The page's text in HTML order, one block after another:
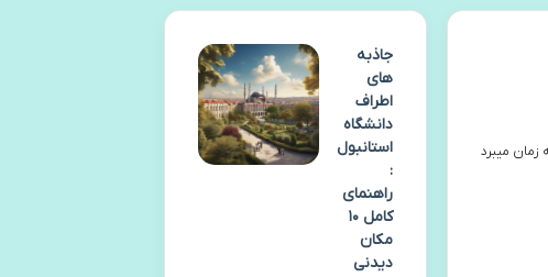
جاذبه
های
اطراف
دانشگاه
استانبول
:
راهنمای
کامل ۱۰
مکان
دیدنی